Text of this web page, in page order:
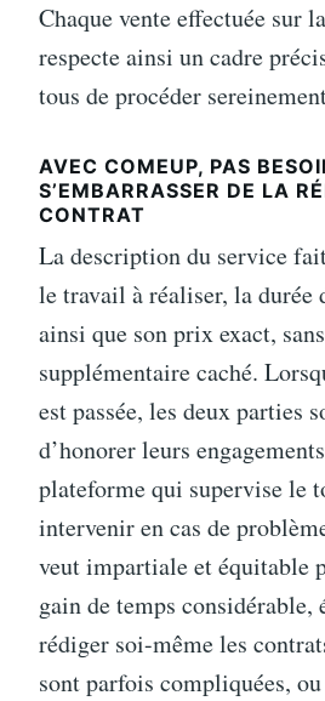
Chaque vente effectuée sur
respecte ainsi un cadre
tous de procéder
AVEC COMEUP, PAS
S’EMBARRASSER DE LA
CONTRAT
La description du service
le travail à réaliser, la durée
ainsi que son prix exact,
supplémentaire caché.
est passée, les deux parties
d’honorer leurs
plateforme qui supervise le
intervenir en cas de
veut impartiale et équitable
gain de temps considérable,
rédiger soi-même les
sont parfois compliquées,